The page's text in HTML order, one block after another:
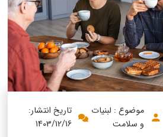
موضوع : لبنیات
و سلامت
تاریخ انتشار:
1403/12/16